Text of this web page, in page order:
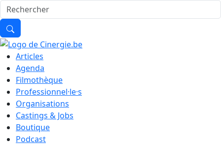
Articles
Agenda
Filmothèque
Professionnel·le·s
Organisations
Castings & Jobs
Boutique
Podcast